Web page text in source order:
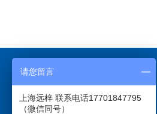
上海远梓总部地址
请您留言
上海远梓 联系电话17701847795
（微信同号）